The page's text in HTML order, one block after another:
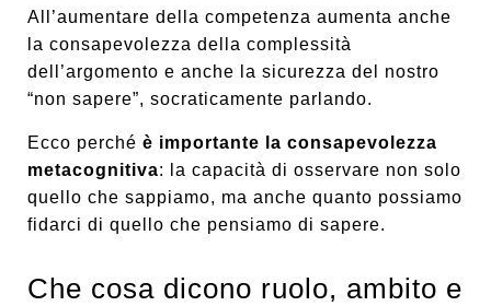
All’aumentare della competenza aumenta anche
la consapevolezza della complessità
dell’argomento e anche la sicurezza del nostro
“non sapere”, socraticamente parlando.
Ecco perché è importante la consapevolezza
metacognitiva: la capacità di osservare non solo
quello che sappiamo, ma anche quanto possiamo
fidarci di quello che pensiamo di sapere.
Che cosa dicono ruolo, ambito e